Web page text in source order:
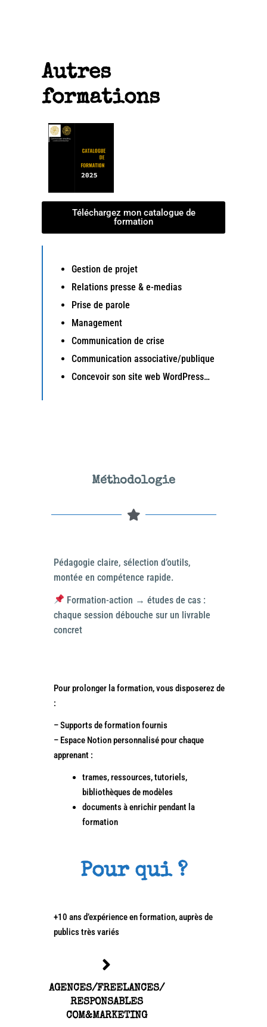
Autres
formations
Téléchargez mon catalogue de
formation
Gestion de projet
Relations presse & e-medias
Prise de parole
Management
Communication de crise
Communication associative/publique
Concevoir son site web WordPress…
Méthodologie
Pédagogie claire, sélection d’outils,
montée en compétence rapide.
Formation-action → études de cas :
chaque session débouche sur un livrable
concret
Pour prolonger la formation, vous disposerez de
:
– Supports de formation fournis
– Espace Notion personnalisé pour chaque
apprenant :
trames, ressources, tutoriels,
bibliothèques de modèles
documents à enrichir pendant la
formation
Pour qui ?
+10 ans d’expérience en formation, auprès de
publics très variés
AGENCES/FREELANCES/
RESPONSABLES
COM&MARKETING